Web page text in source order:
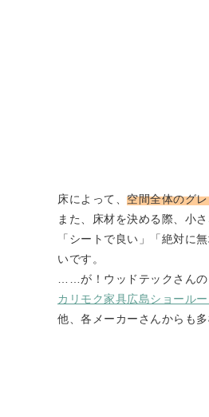
床によって、 空間全体のグ
また、床材を決める際、小
「シートで良い」「絶対に
いです。
……が！ウッドテックさん
カリモク家具広島ショールー
他、各メーカーさんからも